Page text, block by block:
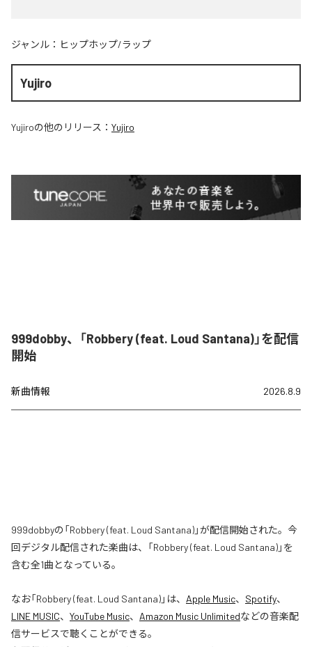
ジャンル： ヒップホップ/ラップ
Yujiro
Yujiroの他のリリース： Yujiro
999dobby、「Robbery (feat. Loud Santana)」を配信
開始
新曲情報 2026.8.9
999dobbyの「Robbery (feat. Loud Santana)」が配信開始された。今
回デジタル配信された楽曲は、「Robbery (feat. Loud Santana)」を
含む全1曲となっている。
なお「Robbery (feat. Loud Santana)」は、 Apple Music、 Spotify、
LINE MUSIC、 YouTube Music、 Amazon Music Unlimitedなどの音楽配
信サービスで聴くことができる。